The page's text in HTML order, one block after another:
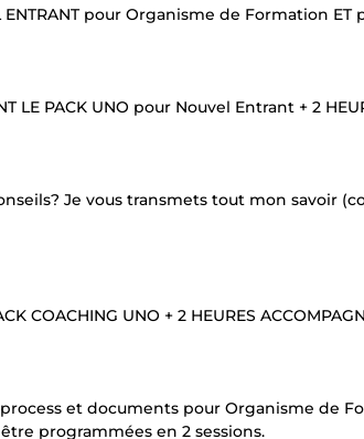
ENTRANT pour Organisme de Formation
LE PACK UNO pour Nouvel Entrant + 2
Je vous transmets tout mon savoir
COACHING UNO + 2 HEURES
et documents pour Organisme de
programmées en 2 sessions.